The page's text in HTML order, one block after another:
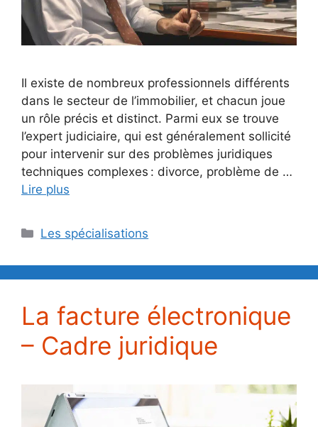
Il existe de nombreux professionnels différents
dans le secteur de l’immobilier, et chacun joue
un rôle précis et distinct. Parmi eux se trouve
l’expert judiciaire, qui est généralement sollicité
pour intervenir sur des problèmes juridiques
techniques complexes : divorce, problème de …
Lire plus
Catégories
Les spécialisations
La facture électronique
– Cadre juridique